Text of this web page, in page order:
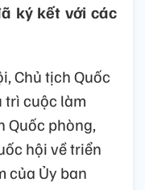
ký kết với các
Chủ tịch Quốc
trì cuộc làm
Quốc phòng,
hội về triển
của Ủy ban